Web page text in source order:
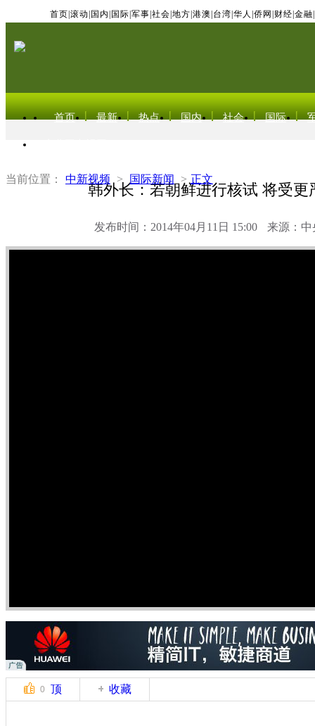
首页 滚动 国内 国际 军事 社会 地方 港澳 台湾 华人 侨网 财经 金融
首页 最新 热点 国内 社会 国际
当前位置： 中新视频 > 国际新闻 > 正文
韩外长：若朝鲜进行核试 将受更
发布时间：2014年04月11日 15:00 来源：中
0 顶 收藏